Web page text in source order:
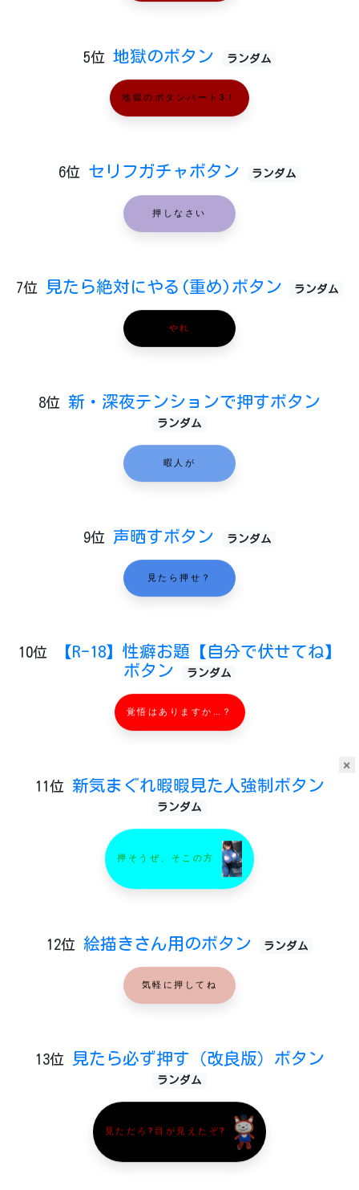
×
5位 地獄のボタン ランダム
地獄のボタンパート3！
6位 セリフガチャボタン ランダム
押しなさい
7位 見たら絶対にやる(重め)ボタン ランダム
やれ
8位 新・深夜テンションで押すボタン
ランダム
暇人が
9位 声晒すボタン ランダム
見たら押せ？
10位
【R-18】性癖お題【自分で伏せてね】
ボタン
ランダム
覚悟はありますか…？
11位 新気まぐれ暇暇見た人強制ボタン
ランダム
押そうぜ、そこの方
12位 絵描きさん用のボタン ランダム
気軽に押してね
13位 見たら必ず押す（改良版）ボタン
ランダム
見ただろ?目が見えたぞ?